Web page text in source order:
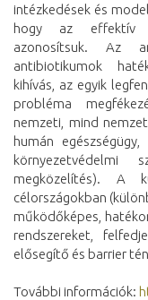
intézkedések és
hogy az effektív
azonosítsuk. Az
antibiotikumok
kihívás, az egyik
probléma
nemzeti, mind
humán
környezetvédelmi
megközelítés). A
célországokban
működőképes,
rendszereket,
elősegítő és barrier
További információk: